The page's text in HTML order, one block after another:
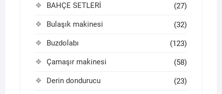
BAHÇE SETLERİ (27)
Bulaşık makinesi (32)
Buzdolabı (123)
Çamaşır makinesi (58)
Derin dondurucu (23)